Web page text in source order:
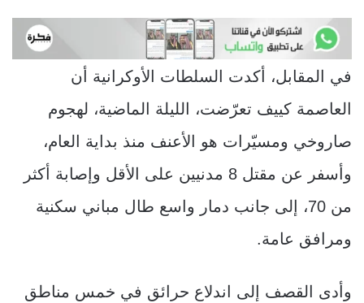
في المقابل، أكدت السلطات الأوكرانية أن
العاصمة كييف تعرّضت، الليلة الماضية، لهجوم
صاروخي ومسيّرات هو الأعنف منذ بداية العام،
وأسفر عن مقتل 8 مدنيين على الأقل وإصابة أكثر
من 70، إلى جانب دمار واسع طال مباني سكنية
ومرافق عامة.
وأدى القصف إلى اندلاع حرائق في خمس مناطق